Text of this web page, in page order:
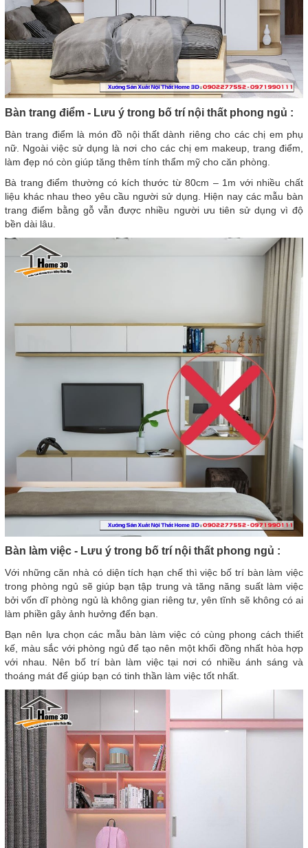
Bàn trang điểm - Lưu ý trong bố trí nội thất phong ngủ :
Bàn trang điểm là món đồ nội thất dành riêng cho các chị em phụ
nữ. Ngoài việc sử dụng là nơi cho các chị em makeup, trang điểm,
làm đẹp nó còn giúp tăng thêm tính thẩm mỹ cho căn phòng.
Bà trang điểm thường có kích thước từ 80cm – 1m với nhiều chất
liệu khác nhau theo yêu cầu người sử dụng. Hiện nay các mẫu bàn
trang điểm bằng gỗ vẫn được nhiều người ưu tiên sử dụng vì độ
bền dài lâu.
Bàn làm việc - Lưu ý trong bố trí nội thất phong ngủ :
Với những căn nhà có diện tích hạn chế thì việc bố trí bàn làm việc
trong phòng ngủ sẽ giúp bạn tập trung và tăng năng suất làm việc
bởi vốn dĩ phòng ngủ là không gian riêng tư, yên tĩnh sẽ không có ai
làm phiền gây ảnh hưởng đến bạn.
Bạn nên lựa chọn các mẫu bàn làm việc có cùng phong cách thiết
kế, màu sắc với phòng ngủ để tạo nên một khối đồng nhất hòa hợp
với nhau. Nên bố trí bàn làm việc tại nơi có nhiều ánh sáng và
thoáng mát để giúp bạn có tinh thần làm việc tốt nhất.